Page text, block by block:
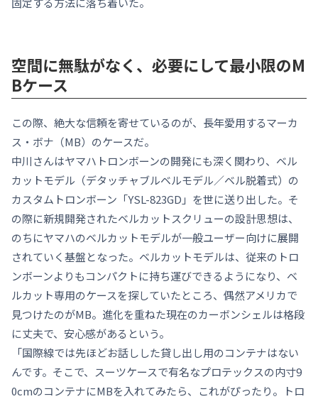
空間に無駄がなく、必要にして最小限のM
Bケース
この際、絶大な信頼を寄せているのが、長年愛用するマーカ
ス・ボナ（MB）のケースだ。
中川さんはヤマハトロンボーンの開発にも深く関わり、ベル
カットモデル（デタッチャブルベルモデル／ベル脱着式）の
カスタムトロンボーン「YSL-823GD」を世に送り出した。 そ
の際に新規開発されたベルカットスクリューの設計思想は、
のちにヤマハのベルカットモデルが一般ユーザー向けに展開
されていく基盤となった。 ベルカットモデルは、従来のトロ
ンボーンよりもコンパクトに持ち運びできるようになり、ベ
ルカット専用のケースを探していたところ、偶然アメリカで
見つけたのがMB。進化を重ねた現在のカーボンシェルは格段
に丈夫で、安心感があるという。
「国際線では先ほどお話しした貸し出し用のコンテナはない
んです。そこで、スーツケースで有名なプロテックスの内寸9
0cmのコンテナにMBを入れてみたら、これがぴったり。トロ